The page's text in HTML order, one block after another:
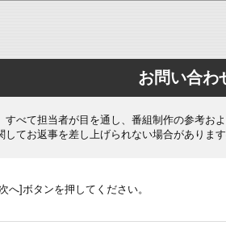
お問い合わ
べて担当者が目を通し、番組制作の参考お
てお返事を差し上げられない場合があります
へ]ボタンを押してください。